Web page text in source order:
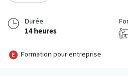
Durée
14 heures
Formation pour entreprise